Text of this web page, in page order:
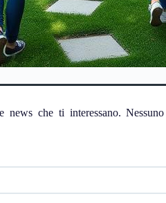
news che ti interessano.